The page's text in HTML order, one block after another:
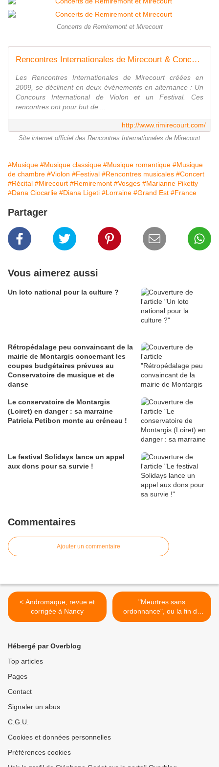
Concerts de Remiremont et Mirecourt
Rencontres Internationales de Mirecourt & Concours International de Violon
Les Rencontres Internationales de Mirecourt créées en
2009, se déclinent en deux évènements en alternance : Un
Concours International de Violon et un Festival. Ces
rencontres ont pour but de ...
http://www.rimirecourt.com/
Site internet officiel des Rencontres Internationales de Mirecourt
#Musique #Musique classique #Musique romantique #Musique
de chambre #Violon #Festival #Rencontres musicales #Concert
#Récital #Mirecourt #Remiremont #Vosges #Marianne Piketty
#Dana Ciocarlie #Diana Ligeti #Lorraine #Grand Est #France
Partager
Vous aimerez aussi
Un loto national pour la culture ?
Rétropédalage peu convaincant de la
mairie de Montargis concernant les
coupes budgétaires prévues au
Conservatoire de musique et de
danse
Le conservatoire de Montargis
(Loiret) en danger : sa marraine
Patricia Petibon monte au créneau !
Le festival Solidays lance un appel
aux dons pour sa survie !
Commentaires
Ajouter un commentaire
< Andromaque, revue et
corrigée à Nancy
"Meurtres sans
ordonnance", ou la fin du
pire tueur en série au
Hébergé par Overblog
Top articles
Pages
Contact
Signaler un abus
C.G.U.
Cookies et données personnelles
Préférences cookies